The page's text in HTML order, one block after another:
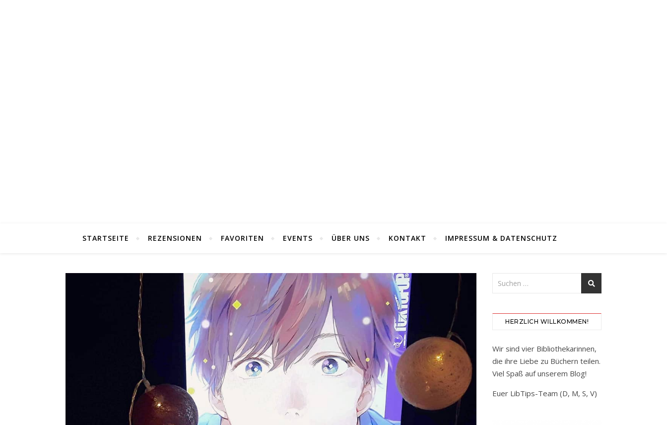
STARTSEITE REZENSIONEN FAVORITEN EVENTS ÜBER UNS KONTAKT IMPRESSUM & DATENSCHUTZ
HERZLICH WILLKOMMEN!
Wir sind vier Bibliothekarinnen,
die ihre Liebe zu Büchern teilen.
Viel Spaß auf unserem Blog!
Euer LibTips-Team (D, M, S, V)